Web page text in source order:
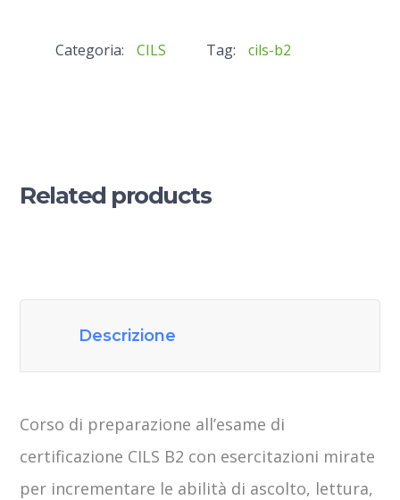
Categoria: CILS Tag: cils-b2
Related products
Descrizione
Corso di preparazione all’esame di
certificazione CILS B2 con esercitazioni mirate
per incrementare le abilità di ascolto, lettura,